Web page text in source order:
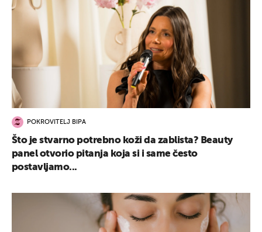
POKROVITELJ BIPA
Što je stvarno potrebno koži da zablista? Beauty
panel otvorio pitanja koja si i same često
postavljamo...